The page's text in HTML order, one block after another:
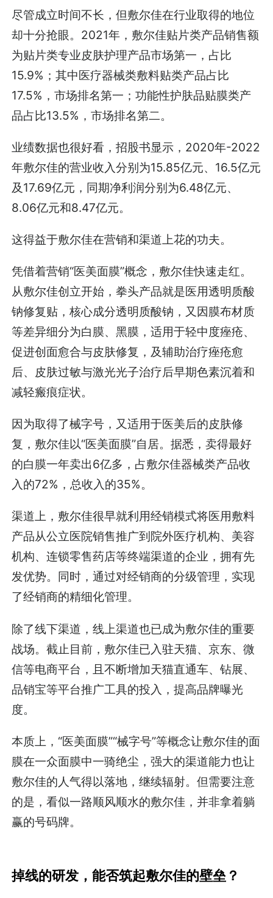
尽管成立时间不长，但敷尔佳在行业取得的地位
却十分抢眼。2021年，敷尔佳贴片类产品销售额
为贴片类专业皮肤护理产品市场第一，占比
15.9%；其中医疗器械类敷料贴类产品占比
17.5%，市场排名第一；功能性护肤品贴膜类产
品占比13.5%，市场排名第二。
业绩数据也很好看，招股书显示，2020年-2022
年敷尔佳的营业收入分别为15.85亿元、16.5亿元
及17.69亿元，同期净利润分别为6.48亿元、
8.06亿元和8.47亿元。
这得益于敷尔佳在营销和渠道上花的功夫。
凭借着营销“医美面膜”概念，敷尔佳快速走红。
从敷尔佳创立开始，拳头产品就是医用透明质酸
钠修复贴，核心成分透明质酸钠，又因膜布材质
等差异细分为白膜、黑膜，适用于轻中度痤疮、
促进创面愈合与皮肤修复，及辅助治疗痤疮愈
后、皮肤过敏与激光光子治疗后早期色素沉着和
减轻瘢痕症状。
因为取得了械字号，又适用于医美后的皮肤修
复，敷尔佳以“医美面膜”自居。据悉，卖得最好
的白膜一年卖出6亿多，占敷尔佳器械类产品收
入的72%，总收入的35%。
渠道上，敷尔佳很早就利用经销模式将医用敷料
产品从公立医院销售推广到院外医疗机构、美容
机构、连锁零售药店等终端渠道的企业，拥有先
发优势。同时，通过对经销商的分级管理，实现
了经销商的精细化管理。
除了线下渠道，线上渠道也已成为敷尔佳的重要
战场。截止目前，敷尔佳已入驻天猫、京东、微
信等电商平台，且不断增加天猫直通车、钻展、
品销宝等平台推广工具的投入，提高品牌曝光
度。
本质上，“医美面膜”“械字号”等概念让敷尔佳的面
膜在一众面膜中一骑绝尘，强大的渠道能力也让
敷尔佳的人气得以落地，继续辐射。但需要注意
的是，看似一路顺风顺水的敷尔佳，并非拿着躺
赢的号码牌。
掉线的研发，能否筑起敷尔佳的壁垒？